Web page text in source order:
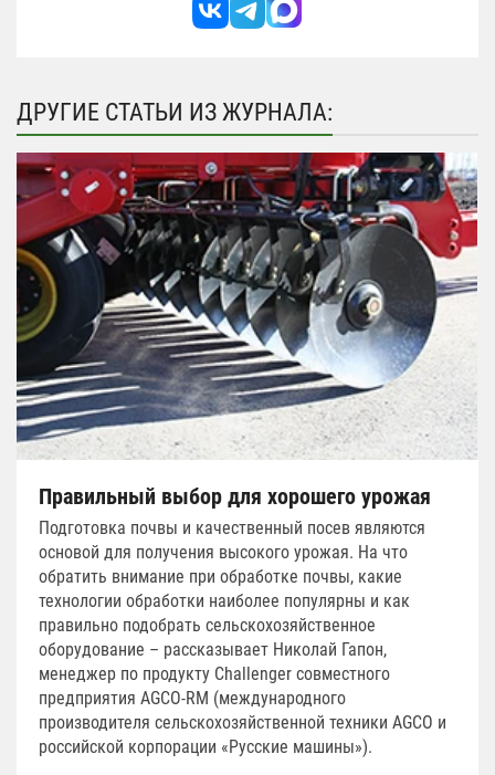
ДРУГИЕ СТАТЬИ ИЗ ЖУРНАЛА:
Правильный выбор для хорошего урожая
Подготовка почвы и качественный посев являются
основой для получения высокого урожая. На что
обратить внимание при обработке почвы, какие
технологии обработки наиболее популярны и как
правильно подобрать сельскохозяйственное
оборудование – рассказывает Николай Гапон,
менеджер по продукту Challenger совместного
предприятия AGCO-RM (международного
производителя сельскохозяйственной техники AGCO и
российской корпорации «Русские машины»).